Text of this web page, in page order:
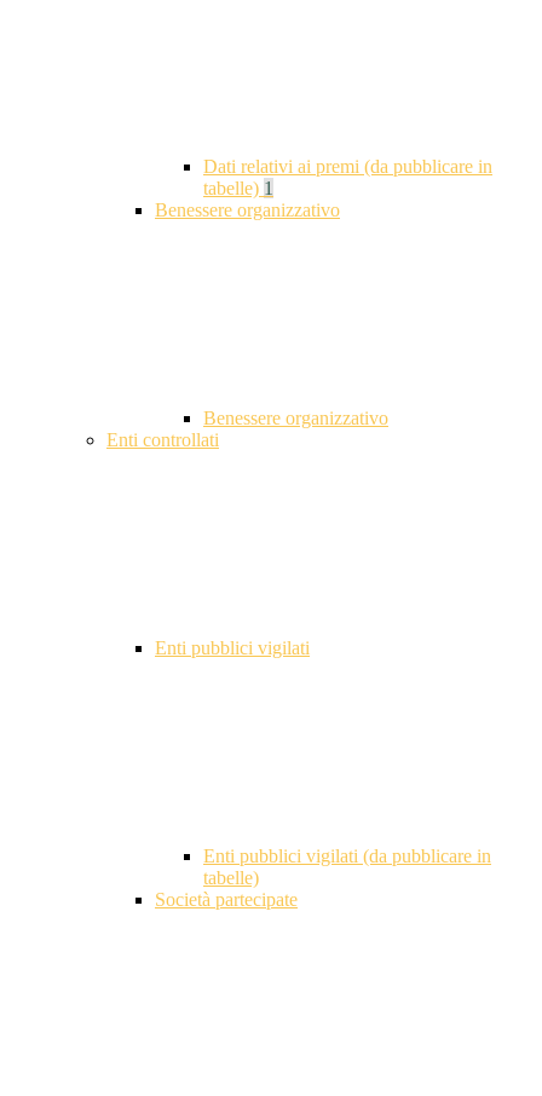
Dati relativi ai premi (da pubblicare in
tabelle) 1
Benessere organizzativo
Benessere organizzativo
Enti controllati
Enti pubblici vigilati
Enti pubblici vigilati (da pubblicare in
tabelle)
Società partecipate